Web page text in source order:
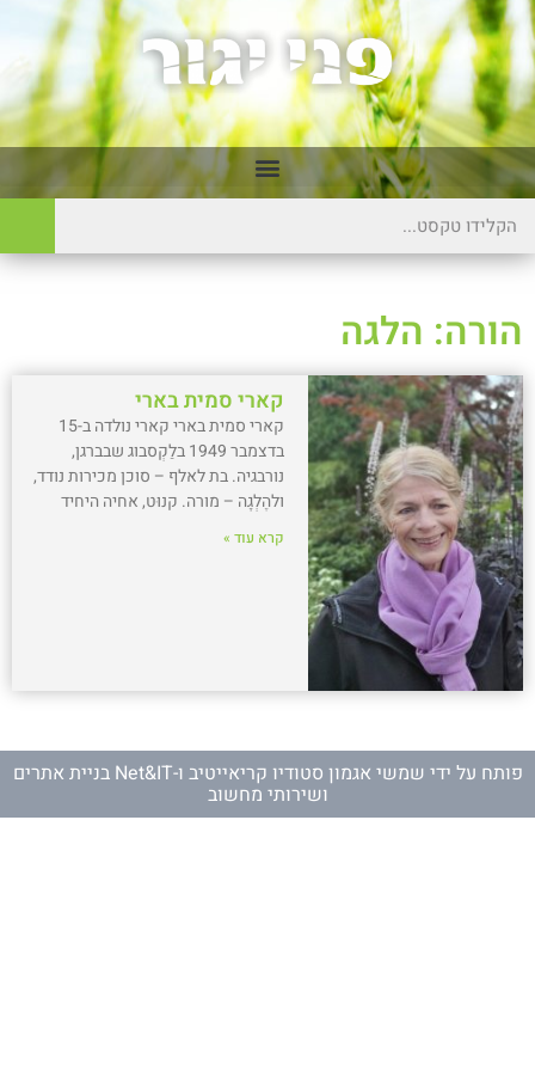
הורה: הלגה
קארי סמית בארי
קארי סמית בארי קארי נולדה ב-15
בדצמבר 1949 בלַקְסבוג שבברגן,
נורבגיה. בת לאלף – סוכן מכירות נודד,
ולהֶלְגָה – מורה. קנוּט, אחיה היחיד
קרא עוד »
פותח על ידי שמשי אגמון סטודיו קריאייטיב ו- Net&IT בניית אתרים
ושירותי מחשוב